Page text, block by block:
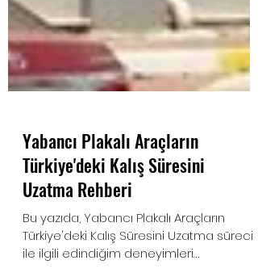
Yabancı Plakalı Araçların
Türkiye'deki Kalış Süresini